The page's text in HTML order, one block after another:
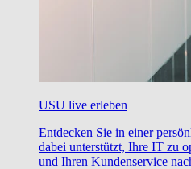
USU live erleben
Entdecken Sie in einer
dabei unterstützt, Ihre IT zu
und Ihren Kundenservice